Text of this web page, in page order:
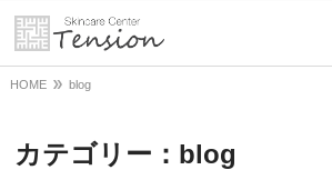
HOME blog
カテゴリー：blog